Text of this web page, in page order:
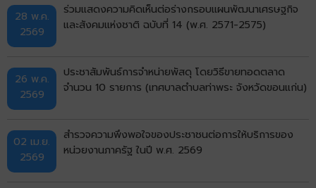
28 พ.ค.
2569
ร่วมแสดงความคิดเห็นต่อร่างกรอบแผนพัฒนาเศรษฐกิจ
และสังคมแห่งชาติ ฉบับที่ 14 (พ.ศ. 2571-2575)
26 พ.ค.
2569
ประชาสัมพันธ์การจำหน่ายพัสดุ โดยวิธีขายทอดตลาด
จำนวน 10 รายการ (เทศบาลตำบลท่าพระ จังหวัดขอนแก่น)
02 เม.ย.
2569
สำรวจความพึงพอใจของประชาชนต่อการให้บริการของ
หน่วยงานภาครัฐ ในปี พ.ศ. 2569